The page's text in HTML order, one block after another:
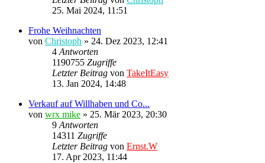
25. Mai 2024, 11:51
Frohe Weihnachten
von Christoph » 24. Dez 2023, 12:41
4Antworten
1190755 Zugriffe
Letzter Beitrag von TakeItEasy
13. Jan 2024, 14:48
Verkauf auf Willhaben und Co...
von wrx mike » 25. Mär 2023, 20:30
9Antworten
14311 Zugriffe
Letzter Beitrag von Ernst.W
17. Apr 2023, 11:44